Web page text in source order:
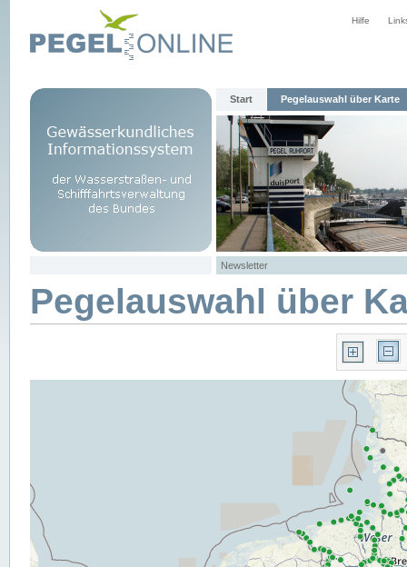
Hilfe
Start Pegelauswahl über Karte
Newsletter
Pegelauswahl über